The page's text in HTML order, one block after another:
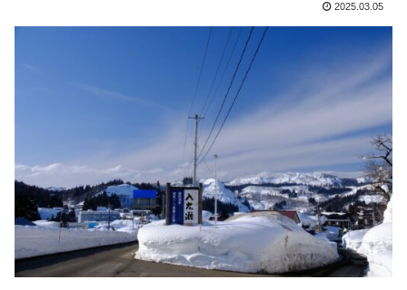
2025.03.05